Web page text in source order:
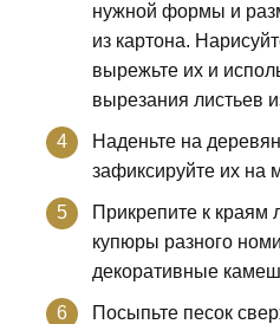
нужной формы и
из картона.
вырежьте их и
вырезания листьев
Наденьте на
зафиксируйте их на
Прикрепите к краям
купюры разного
декоративные
Посыпьте песок